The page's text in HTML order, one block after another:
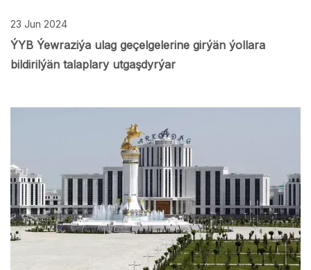
23 Jun 2024
ÝYB Ýewraziýa ulag geçelgelerine girýän ýollara
bildirilýän talaplary utgaşdyrýar